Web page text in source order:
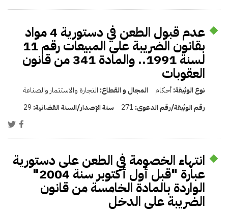
عدم قبول الطعن في دستورية 4 مواد
بقانون الضريبة على المبيعات رقم 11
لسنة 1991.. والمادة 341 من قانون
العقوبات
نوع الوثيقة:أحكام المجال و القطاع: التجارة والاستثمار والصناعة
رقم الوثيقة/رقم الدعوى: 271 سنة الإصدار/السنة القضائية: 29
انتهاء الخصومة في الطعن على دستورية
عبارة "قبل أول أكتوبر سنة 2004"
الواردة بالمادة الخامسة من قانون
الضريبة على الدخل